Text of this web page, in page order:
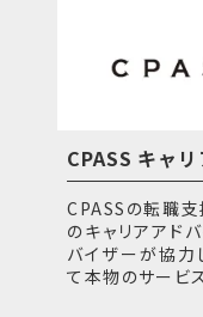
CPASS キャリ
CPASSの転職
のキャリアアド
バイザーが協力
て本物のサービ